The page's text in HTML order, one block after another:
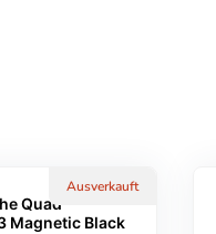
Ausverkauft
Quad
Magnetic Black